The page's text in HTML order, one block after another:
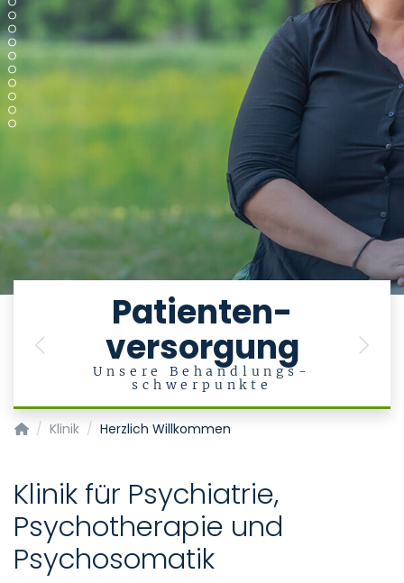
Patienten-
versorgung
Unsere Behandlungs-
schwerpunkte
Previous Next
Klinik für Psychiatrie, Psychotherapie und Psychosomatik
Klinik Herzlich Willkommen
Klinik für Psychiatrie,
Psychotherapie und
Psychosomatik